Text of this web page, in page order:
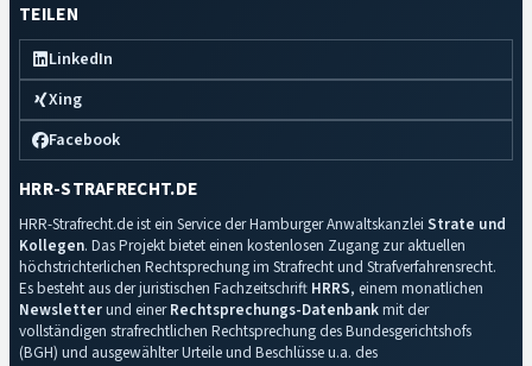
TEILEN
LinkedIn
Xing
Facebook
HRR-STRAFRECHT.DE
HRR-Strafrecht.de ist ein Service der Hamburger Anwaltskanzlei Strate und
Kollegen. Das Projekt bietet einen kostenlosen Zugang zur aktuellen
höchstrichterlichen Rechtsprechung im Strafrecht und Strafverfahrensrecht.
Es besteht aus der juristischen Fachzeitschrift HRRS, einem monatlichen
Newsletterund einerRechtsprechungs-Datenbankmit der
vollständigen strafrechtlichen Rechtsprechung des Bundesgerichtshofs
(BGH) und ausgewählter Urteile und Beschlüsse u.a. des